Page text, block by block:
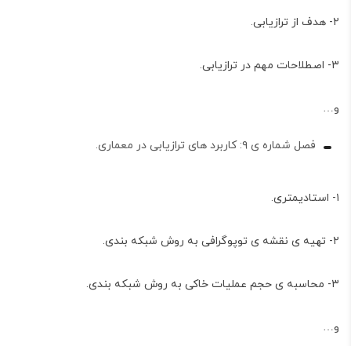
۲- هدف از ترازیابی.
۳- اصطلاحات مهم در ترازیابی.
و…
فصل شماره ی ۹: کاربرد های ترازیابی در معماری.
۱- استادیمتری.
۲- تهیه ی نقشه ی توپوگرافی به روش شبکه بندی.
۳- محاسبه ی حجم عملیات خاکی به روش شبکه بندی.
و…